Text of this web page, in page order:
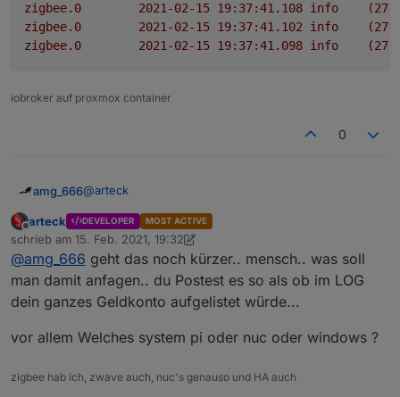
zigbee.0
info
zigbee.0
info
zigbee.0
info
iobroker auf proxmox container
0
amg_666@arteck
zigbee.0	2021-02-15 19:37:41.448	info
zigbee.0	2021-02-15 19:37:41.446
zigbee.0	2021-02-15 19:37:41.108	info
zigbee.0	2021-02-15 19:37:41.102
Offline
arteck DEVELOPER MOST ACTIVE
schrieb am 15. Feb. 2021, 19:32
zuletzt editiert von arteck
@amg_666 geht das noch kürzer.. mensch.. was soll
man damit anfagen.. du Postest es so als ob im LOG
dein ganzes Geldkonto aufgelistet würde...
vor allem Welches system pi oder nuc oder windows ?
zigbee hab ich, zwave auch, nuc's genauso und HA auch